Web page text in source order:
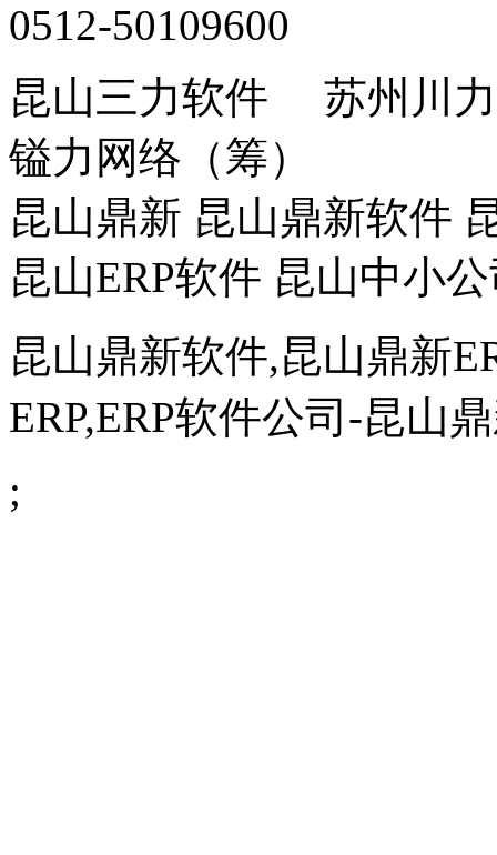
0512-50109600
昆山三力软件 苏州川
镒力网络（筹）
昆山鼎新 昆山鼎新软件
昆山ERP软件 昆山中小
昆山鼎新软件,昆山鼎新
ERP,ERP软件公司 -昆山
;